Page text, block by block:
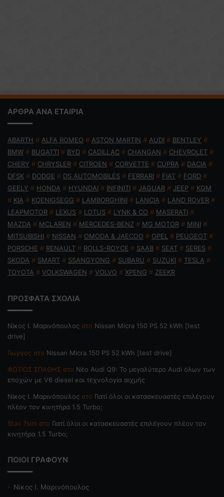
ΑΡΘΡΑ ΑΝΑ ΕΤΑΙΡΙΑ
ABARTH # ALFA ROMEO # ASTON MARTIN # AUDI # BENTLEY #
BMW # BUGATTI # BYD # CADILLAC # CHANGAN # CHEVROLET #
CHERY # CHRYSLER # CITROEN # CORVETTE # CUPRA # DACIA #
DFSK # DODGE # DS AUTOMOBILES # FERRARI # FIAT # FORD #
GEELY # HONDA # HYUNDAI # INFINITI # JAGUAR # JEEP # KGM
# KIA # KOENIGSEGG # LAMBORGHINI # LANCIA # LAND ROVER #
LEAPMOTOR # LEXUS # LOTUS # LYNK & CO # MASERATI #
MAZDA # MCLAREN # MERCEDES-BENZ # MG MOTOR # MINI #
MITSUBISHI # NISSAN # OMODA & JAECOO # OPEL # PEUGEOT #
PORSCHE # RENAULT # ROLLS-ROYCE # SAAB # SEAT # SERES #
SKODA # SMART # SSANGYONG # SUBARU # SUZUKI # TESLA #
TOYOTA # VOLKSWAGEN # VOLVO # XPENG # ZEEKR
ΠΡΟΣΦΑΤΑ ΣΧΟΛΙΑ
Nίκος Ι. Mαρινόπουλος στο Nissan Micra 150 PS 52 kWh [test
drive]
Γιώργος στο Nissan Micra 150 PS 52 kWh [test drive]
ΦΩΤΙΟΣ ΣΠΑΘΗΣ στο Νέο Audi Q9: Το μεγαλύτερο Audi όλων των
εποχών με V6 diesel και τεχνολογία αιχμής
Nίκος Ι. Mαρινόπουλος στο Γιατί όλοι οι κατασκευαστές επιλέγουν
πλέον τον κινητήρα 1.5 Turbo;
Stav Tsim στο Γιατί όλοι οι κατασκευαστές επιλέγουν πλέον τον
κινητήρα 1.5 Turbo;
ΠΟΙΟΙ ΓΡΑΦΟΥΝ
Νίκος Ι. Μαρινόπουλος